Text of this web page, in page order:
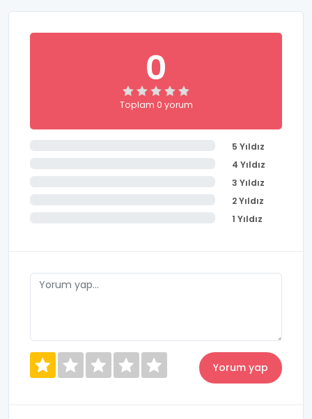
0
Toplam 0 yorum
5 Yıldız
4 Yıldız
3 Yıldız
2 Yıldız
1 Yıldız